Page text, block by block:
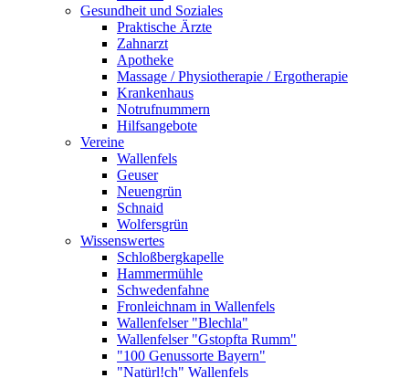
Gesundheit und Soziales
Praktische Ärzte
Zahnarzt
Apotheke
Massage / Physiotherapie / Ergotherapie
Krankenhaus
Notrufnummern
Hilfsangebote
Vereine
Wallenfels
Geuser
Neuengrün
Schnaid
Wolfersgrün
Wissenswertes
Schloßbergkapelle
Hammermühle
Schwedenfahne
Fronleichnam in Wallenfels
Wallenfelser "Blechla"
Wallenfelser "Gstopfta Rumm"
"100 Genussorte Bayern"
"Natürl!ch" Wallenfels